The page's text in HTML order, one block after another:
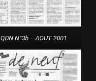
QDN N°3b – AOUT 2001